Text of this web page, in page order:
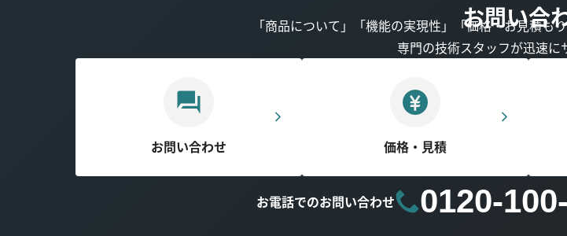
お問い合
「商品について」「機能の実現性」「価格・お見積も
専門の技術スタッフが迅速に
お問い合わせ 価格・見積
お電話でのお問い合わせ 0120-